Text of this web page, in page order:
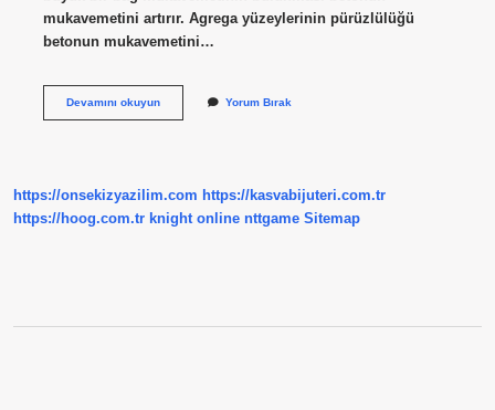
mukavemetini artırır. Agrega yüzeylerinin pürüzlülüğü
betonun mukavemetini…
Devamını okuyunİYi
Yorum Bırak
https://onsekizyazilim.com https://kasvabijuteri.com.tr
https://hoog.com.tr knight online nttgame Sitemap